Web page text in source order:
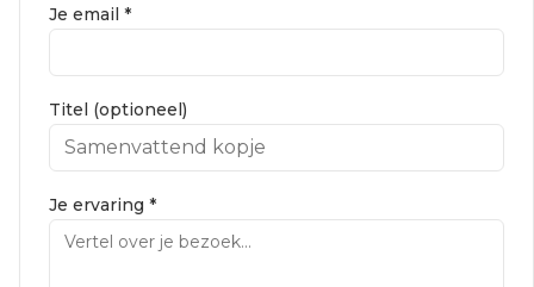
Je email *
Titel (optioneel)
Je ervaring *